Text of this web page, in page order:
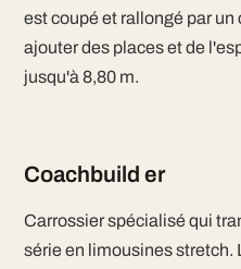
est coupé et rallongé par
ajouter des places et de
jusqu'à 8,80 m.
Coachbuild er
Carrossier spécialisé qui
série en limousines stretch.